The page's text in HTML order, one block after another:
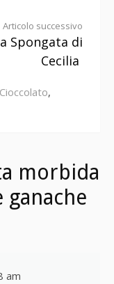
Articolo successivo
Spongata di
Cecilia
Cioccolato,
morbida
am